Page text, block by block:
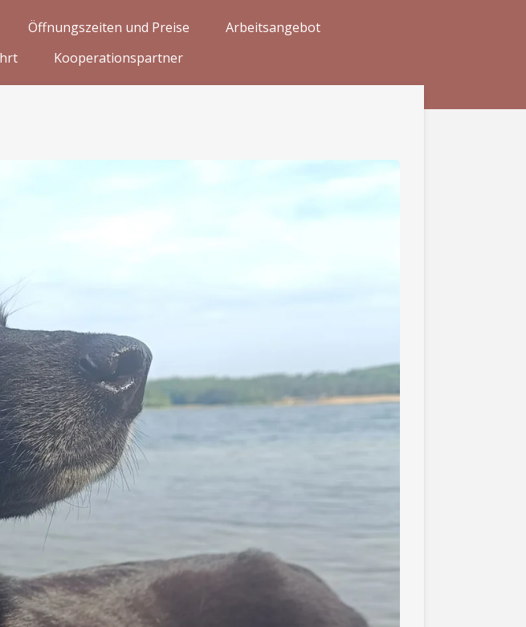
Öffnungszeiten und Preise
Arbeitsangebot
Kooperationspartner